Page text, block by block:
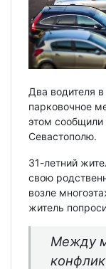
Два водителя
парковочное
этом
Севастополю.
31-летний
свою
возле
житель
Между